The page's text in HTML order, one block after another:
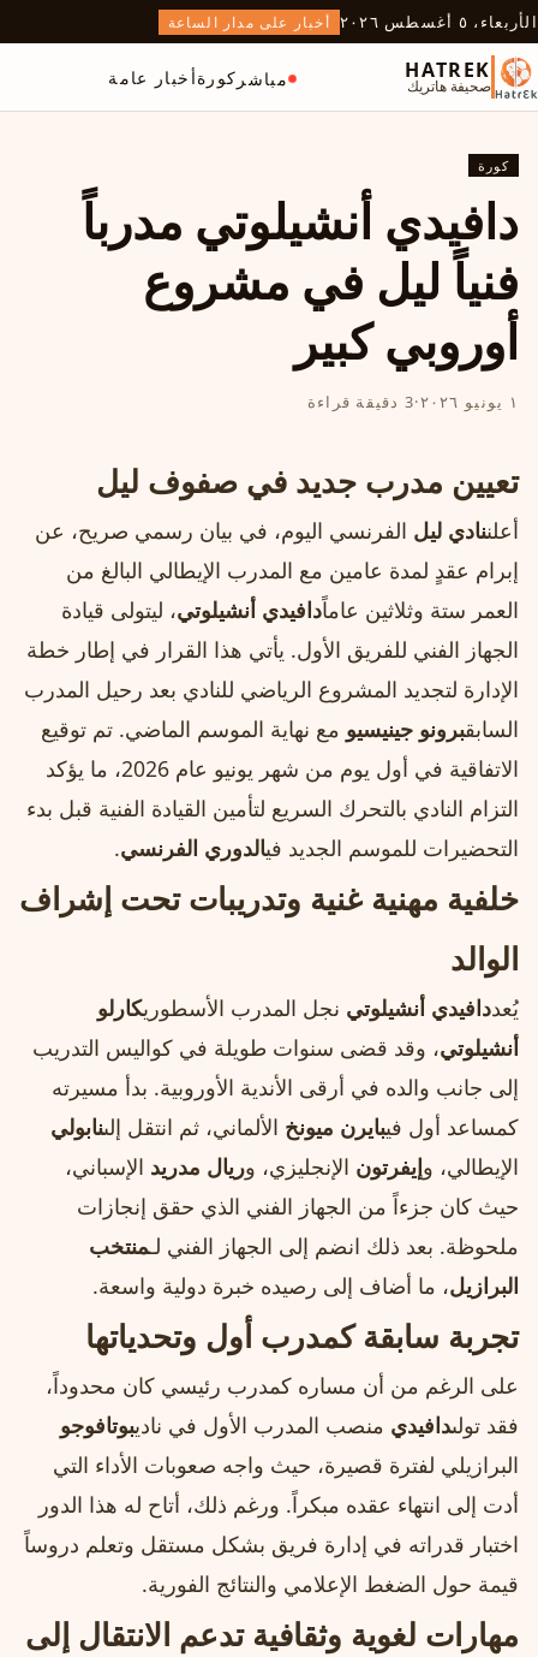
الأربعاء، ٥ أغسطس ٢٠٢٦ أخبار على مدار الساعة
HATREK
صحيفة هاتريك مباشر كورةأخبار عامة
كورة
دافيدي أنشيلوتي مدرباً
فنياً ليل في مشروع
أوروبي كبير
١ يونيو ٢٠٢٦ ·3 دقيقة قراءة
تعيين مدرب جديد في صفوف ليل
أعلننادي ليل الفرنسي اليوم، في بيان رسمي صريح، عن
إبرام عقدٍ لمدة عامين مع المدرب الإيطالي البالغ من
العمر ستة وثلاثين عاماًدافيدي أنشيلوتي، ليتولى قيادة
الجهاز الفني للفريق الأول. يأتي هذا القرار في إطار خطة
الإدارة لتجديد المشروع الرياضي للنادي بعد رحيل المدرب
السابقبرونو جينيسيو مع نهاية الموسم الماضي. تم توقيع
الاتفاقية في أول يوم من شهر يونيو عام 2026، ما يؤكد
التزام النادي بالتحرك السريع لتأمين القيادة الفنية قبل بدء
التحضيرات للموسم الجديد فيالدوري الفرنسي.
خلفية مهنية غنية وتدريبات تحت إشراف
الوالد
يُعددافيدي أنشيلوتي نجل المدرب الأسطوريكارلو
أنشيلوتي، وقد قضى سنوات طويلة في كواليس التدريب
إلى جانب والده في أرقى الأندية الأوروبية. بدأ مسيرته
كمساعد أول فيبايرن ميونخ الألماني، ثم انتقل إلىنابولي
الإيطالي، وإيفرتون الإنجليزي، وريال مدريد الإسباني،
حيث كان جزءاً من الجهاز الفني الذي حقق إنجازات
ملحوظة. بعد ذلك انضم إلى الجهاز الفني لـمنتخب
البرازيل، ما أضاف إلى رصيده خبرة دولية واسعة.
تجربة سابقة كمدرب أول وتحدياتها
على الرغم من أن مساره كمدرب رئيسي كان محدوداً،
فقد تولىدافيدي منصب المدرب الأول في ناديبوتافوجو
البرازيلي لفترة قصيرة، حيث واجه صعوبات الأداء التي
أدت إلى انتهاء عقده مبكراً. ورغم ذلك، أتاح له هذا الدور
اختبار قدراته في إدارة فريق بشكل مستقل وتعلم دروساً
قيمة حول الضغط الإعلامي والنتائج الفورية.
مهارات لغوية وثقافية تدعم الانتقال إلى